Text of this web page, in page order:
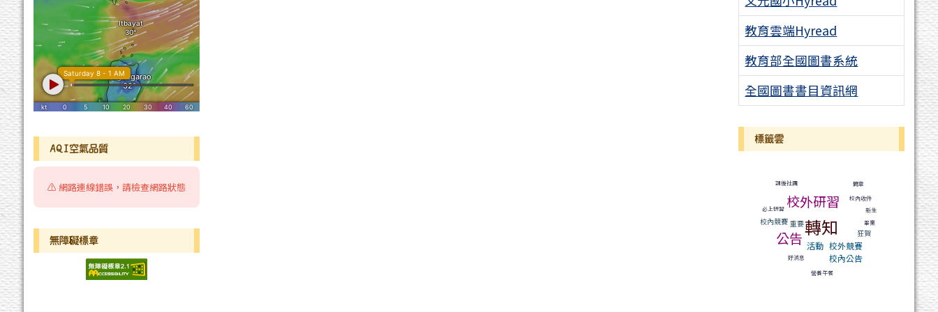
AQI空氣品質
⚠️ 網路連線錯誤，請檢查網路狀態
無障礙標章
教育雲端Hyread
教育部全國圖書系統
全國圖書書目資訊網
標籤雲
課後社團
校外研習
簡章
校內收件
校內競賽
必上研習
重要轉知
新生
公告 活動 校外競賽
狂賀
畢業
好消息 校內公告
營養午餐